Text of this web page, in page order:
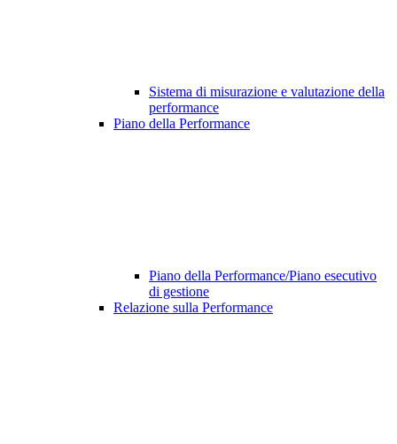
Sistema di misurazione e valutazione della
performance
Piano della Performance
Piano della Performance/Piano esecutivo
di gestione
Relazione sulla Performance